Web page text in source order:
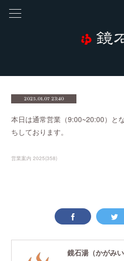
2025.01.07 23:40
本日は通常営業（9:00~20:00）と
ちしております。
営業案内 2025(358)